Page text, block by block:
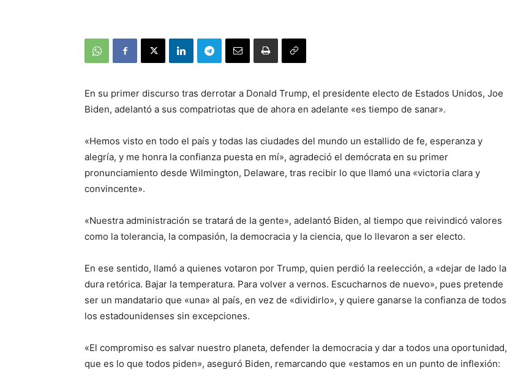
En su primer discurso tras derrotar a Donald Trump, el presidente electo de Estados Unidos, Joe
Biden, adelantó a sus compatriotas que de ahora en adelante «es tiempo de sanar».
«Hemos visto en todo el país y todas las ciudades del mundo un estallido de fe, esperanza y
alegría, y me honra la confianza puesta en mí», agradeció el demócrata en su primer
pronunciamiento desde Wilmington, Delaware, tras recibir lo que llamó una «victoria clara y
convincente».
«Nuestra administración se tratará de la gente», adelantó Biden, al tiempo que reivindicó valores
como la tolerancia, la compasión, la democracia y la ciencia, que lo llevaron a ser electo.
En ese sentido, llamó a quienes votaron por Trump, quien perdió la reelección, a «dejar de lado la
dura retórica. Bajar la temperatura. Para volver a vernos. Escucharnos de nuevo», pues pretende
ser un mandatario que «una» al país, en vez de «dividirlo», y quiere ganarse la confianza de todos
los estadounidenses sin excepciones.
«El compromiso es salvar nuestro planeta, defender la democracia y dar a todos una oportunidad,
que es lo que todos piden», aseguró Biden, remarcando que «estamos en un punto de inflexión: